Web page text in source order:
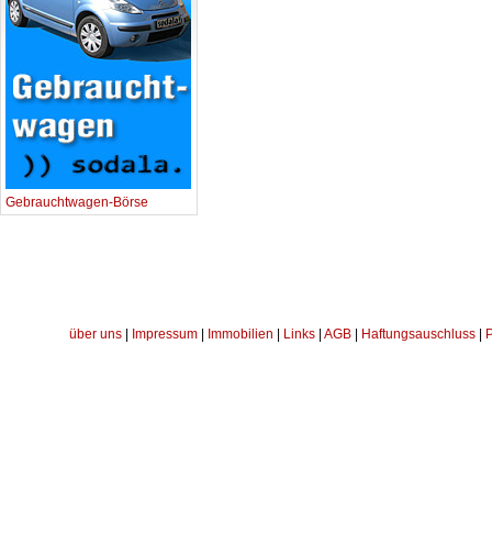
Gebrauchtwagen-Börse
über uns Impressum Immobilien Links AGB Haftungsauschluss